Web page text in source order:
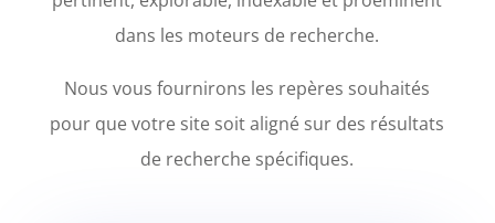
dans les moteurs de recherche.
Nous vous fournirons les repères souhaités
pour que votre site soit aligné sur des résultats
de recherche spécifiques.